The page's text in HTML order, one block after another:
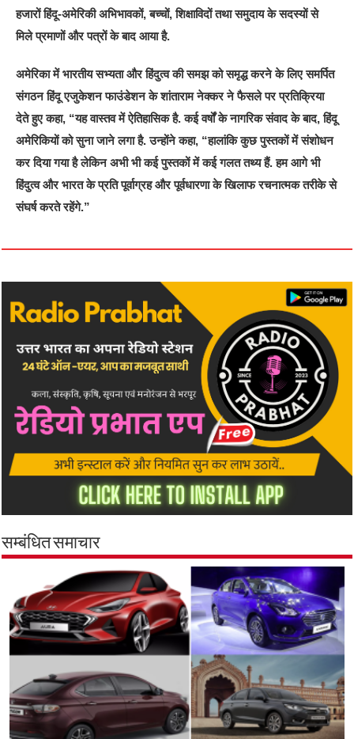
हजारों हिंदू-अमेरिकी अभिभावकों, बच्चों, शिक्षाविदों तथा समुदाय के सदस्यों से
मिले प्रमाणों और पत्रों के बाद आया है.
अमेरिका में भारतीय सभ्यता और हिंदुत्व की समझ को समृद्ध करने के लिए समर्पित
संगठन हिंदू एजुकेशन फाउंडेशन के शांताराम नेक्कर ने फैसले पर प्रतिक्रिया
देते हुए कहा, “यह वास्तव में ऐतिहासिक है. कई वर्षों के नागरिक संवाद के बाद, हिंदू
अमेरिकियों को सुना जाने लगा है. उन्होंने कहा, “हालांकि कुछ पुस्तकों में संशोधन
कर दिया गया है लेकिन अभी भी कई पुस्तकों में कई गलत तथ्य हैं. हम आगे भी
हिंदुत्व और भारत के प्रति पूर्वाग्रह और पूर्वधारणा के खिलाफ रचनात्मक तरीके से
संघर्ष करते रहेंगे.”
सम्बंधित समाचार